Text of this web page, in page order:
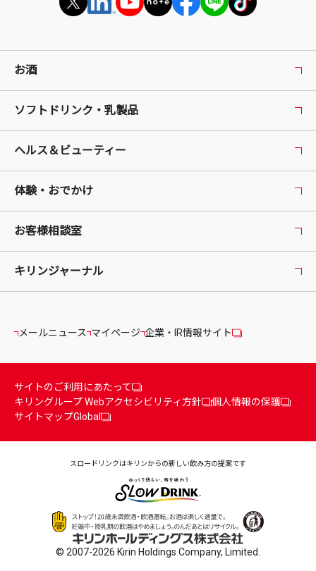
お酒
ソフトドリンク・乳製品
ヘルス＆ビューティー
体験・おでかけ
お客様相談室
キリンジャーナル
メールニュース マイページ 企業・IR情報サイト
サイトのご利用にあたって
キリングループ Webアクセシビリティ方針
個人情報の保護
サイトマップGlobal
スロードリンクはキリンからの新しい飲み方の提案です
© 2007-2026 Kirin Holdings Company, Limited.